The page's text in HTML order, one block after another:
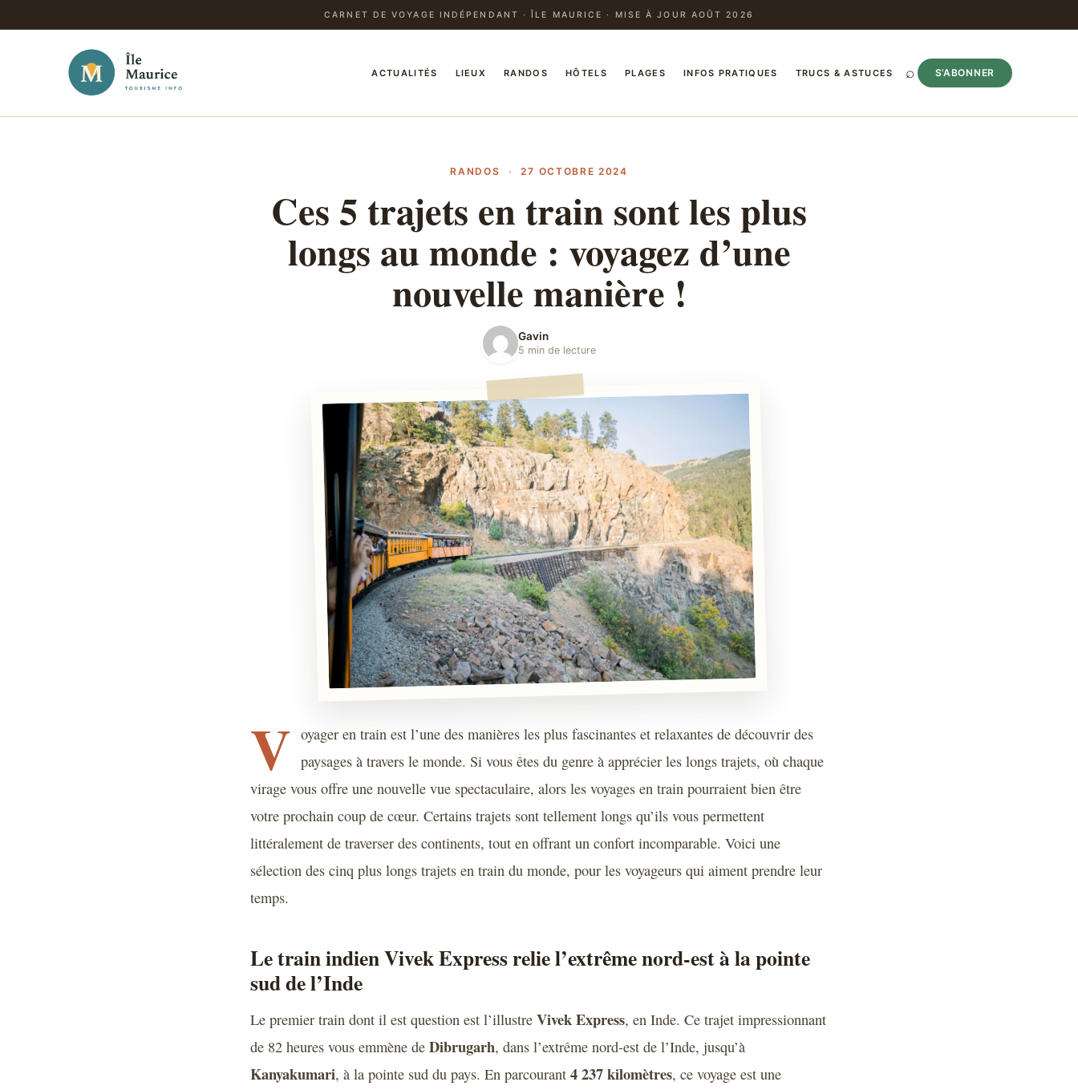
CARNET DE VOYAGE INDÉPENDANT · ÎLE MAURICE · MISE À JOUR AOÛT 2026
ACTUALITÉS LIEUX RANDOS HÔTELS PLAGES INFOS PRATIQUES TRUCS & ASTUCES ⌕ S’ABONNER
RANDOS · 27 OCTOBRE 2024
Ces 5 trajets en train sont les plus
longs au monde : voyagez d’une
nouvelle manière !
Gavin
5 min de lecture
V oyager en train est l’une des manières les plus fascinantes et relaxantes de découvrir des
paysages à travers le monde. Si vous êtes du genre à apprécier les longs trajets, où chaque
virage vous offre une nouvelle vue spectaculaire, alors les voyages en train pourraient bien être
votre prochain coup de cœur. Certains trajets sont tellement longs qu’ils vous permettent
littéralement de traverser des continents, tout en offrant un confort incomparable. Voici une
sélection des cinq plus longs trajets en train du monde, pour les voyageurs qui aiment prendre leur
temps.
Le train indien Vivek Express relie l’extrême nord-est à la pointe
sud de l’Inde
Le premier train dont il est question est l’illustre Vivek Express, en Inde. Ce trajet impressionnant
de 82 heures vous emmène de Dibrugarh, dans l’extrême nord-est de l’Inde, jusqu’à
Kanyakumari, à la pointe sud du pays. En parcourant 4 237 kilomètres, ce voyage est une